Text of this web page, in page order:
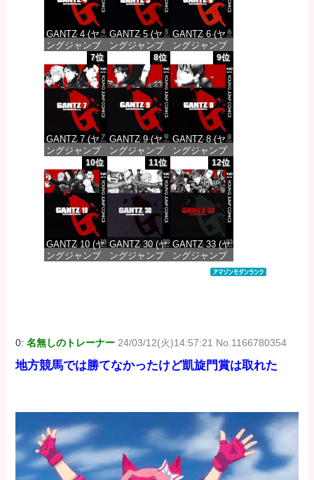
GANTZ 4 (ヤ
ングジャンプ
コミックス
DIGITAL)
価格：¥100
GANTZ 5 (ヤ
ングジャンプ
コミックス
DIGITAL)
価格：¥100
GANTZ 6 (ヤ
ングジャンプ
コミックス
DIGITAL)
価格：¥100
7位
GANTZ 7 (ヤ
ングジャンプ
コミックス
DIGITAL)
価格：¥100
8位
GANTZ 9 (ヤ
ングジャンプ
コミックス
DIGITAL)
価格：¥100
9位
GANTZ 8 (ヤ
ングジャンプ
コミックス
DIGITAL)
価格：¥100
10位
GANTZ 10 (ヤ
ングジャンプ
11位
GANTZ 30 (ヤ
ングジャンプ
12位
GANTZ 33 (ヤ
ングジャンプ
コミックス
0:名無しのトレーナー 24/03/12(火)14:57:21 No.1166780354
地方競馬では勝てなかったけど凱旋門賞は取れた